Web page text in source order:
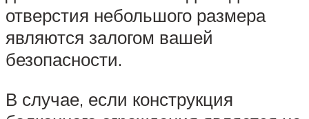
отверстия небольшого размера
являются залогом вашей
безопасности.
В случае, если конструкция